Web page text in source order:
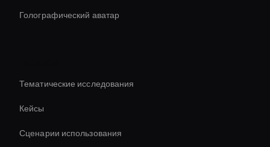
Голографический аватар
Тематические исследования
Кейсы
Сценарии использования